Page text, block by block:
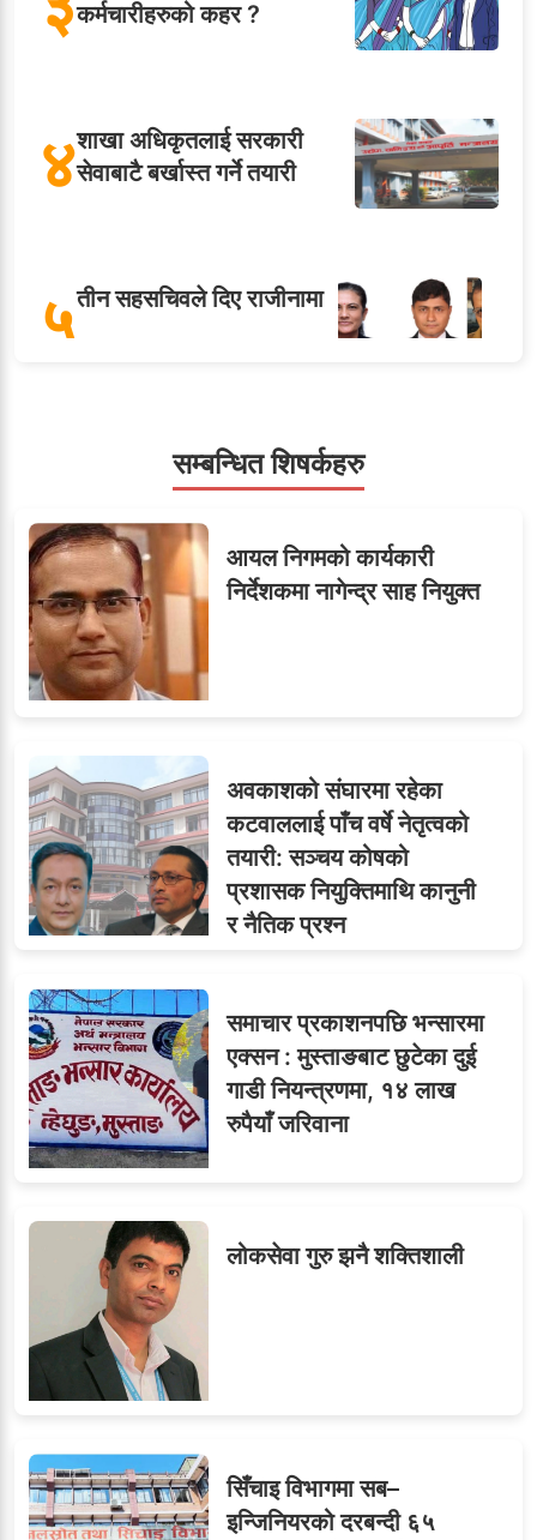
कर्मचारीहरुको कहर ?
४शाखा अधिकृतलाई सरकारी
सेवाबाटै बर्खास्त गर्ने तयारी
५तीन सहसचिवले दिए राजीनामा
सहसचिवमा प्रथम भएका
विजयकुमार शर्माको लोकसेवा
टिप्स
७ओएनएमका नाममा अत्याचार :
सब–इन्जिनियरहरुको गम्भीर
ध्यानाकर्षण
८जुनियरलाई दोहोरो जिम्मेवारी,
मन्त्रालयभित्र असन्तुष्टि
९र दुई लेखापढी व्यवसायी ३ लाख
घुससहित पक्राउ
सम्बन्धित शिषर्कहरु
आयल निगमको कार्यकारी
निर्देशकमा नागेन्द्र साह नियुक्त
अवकाशको संघारमा रहेका
कटवाललाई पाँच वर्षे नेतृत्वको
तयारी: सञ्चय कोषको
प्रशासक नियुक्तिमाथि कानुनी
र नैतिक प्रश्न
समाचार प्रकाशनपछि भन्सारमा
एक्सन : मुस्ताङबाट छुटेका दुई
गाडी नियन्त्रणमा, १४ लाख
रुपैयाँ जरिवाना
लोकसेवा गुरु झनै शक्तिशाली
सिँचाइ विभागमा सब–
इन्जिनियरको दरबन्दी ६५